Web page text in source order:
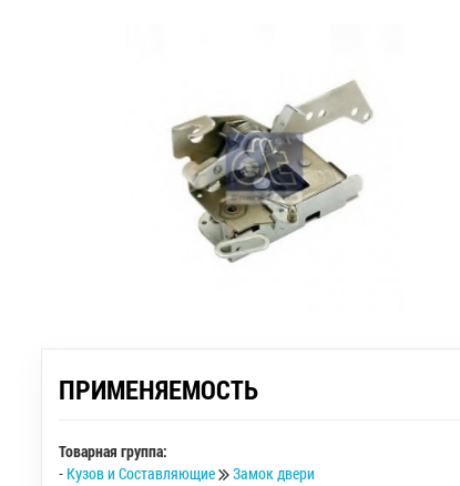
ПРИМЕНЯЕМОСТЬ
Товарная группа:
- Кузов и Составляющие Замок двери